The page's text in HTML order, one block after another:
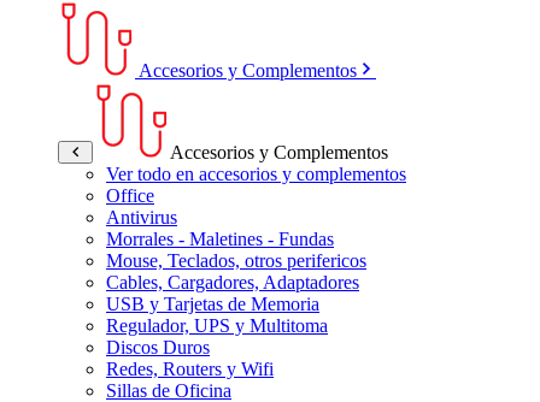
Accesorios y Complementos
Accesorios y Complementos
Ver todo en accesorios y complementos
Office
Antivirus
Morrales - Maletines - Fundas
Mouse, Teclados, otros perifericos
Cables, Cargadores, Adaptadores
USB y Tarjetas de Memoria
Regulador, UPS y Multitoma
Discos Duros
Redes, Routers y Wifi
Sillas de Oficina